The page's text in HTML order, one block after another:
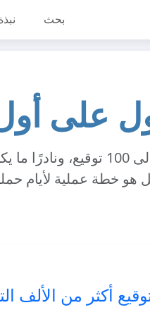
بحث
أول 100
معظم العرائض لا تصل أبدًا
هو خطة عملية لأيام